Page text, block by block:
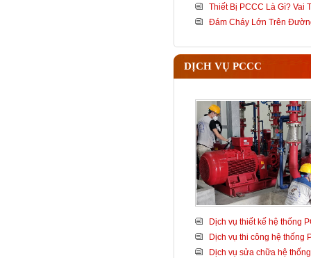
Thiết Bị PCCC Là Gì? Vai
Đám Cháy Lớn Trên
DỊCH VỤ PCCC
Dịch vụ thiết kế hệ thống
Dịch vụ thi công hệ thống
Dịch vụ sửa chữa hệ